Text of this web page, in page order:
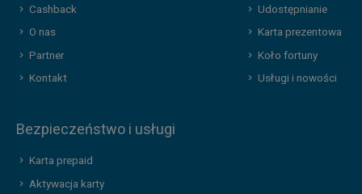
Cashback
O nas
Partner
Kontakt
Udostępnianie
Karta prezentowa
Koło fortuny
Usługi i nowości
Bezpieczeństwo i usługi
Karta prepaid
Aktywacja karty